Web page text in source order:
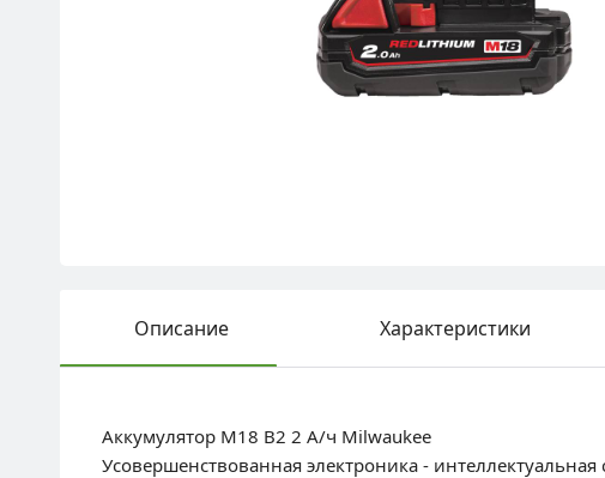
Описание Характеристики
Аккумулятор M18 B2 2 А/ч Milwaukee
Усовершенствованная электроника - интеллектуальная